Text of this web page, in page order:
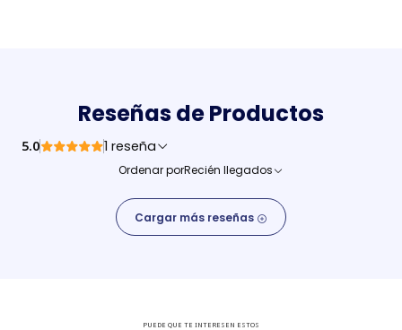
Reseñas de Productos
5.0 1 reseña
Ordenar porRecién llegados
Cargar más reseñas
PUEDE QUE TE INTERESEN ESTOS